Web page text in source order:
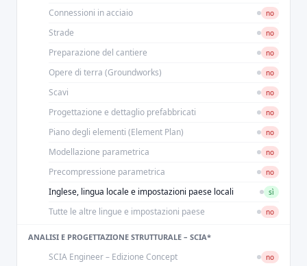
Connessioni in acciaio no
Strade no
Preparazione del cantiere no
Opere di terra (Groundworks) no
Scavi no
Progettazione e dettaglio prefabbricati no
Piano degli elementi (Element Plan) no
Modellazione parametrica no
Precompressione parametrica no
Inglese, lingua locale e impostazioni paese locali sì
Tutte le altre lingue e impostazioni paese no
ANALISI E PROGETTAZIONE STRUTTURALE – SCIA*
SCIA Engineer – Edizione Concept no